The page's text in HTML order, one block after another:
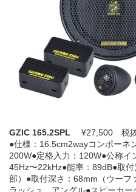
GZIC 165.2SPL
¥27,500 税
●仕様：16.5cm2wayコンポーネ
200W●定格入力：120W●公称イ
45Hz〜22kHz●能率：89dB●取
部）●取付深さ：68mm（ウーフ